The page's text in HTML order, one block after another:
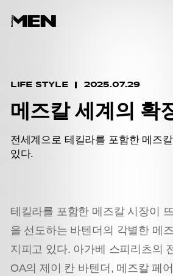
LIFE STYLE 2025.07.29
메즈칼 세계의 확
전세계으로 테킬라를 포함한 메즈
있다.
테킬라를 포함한 메즈칼 시장이
을 선도하는 바텐더의 각별한 메
지피고 있다. 아가베 스피리츠의
OA의 제이 칸 바텐더, 메즈칼 페